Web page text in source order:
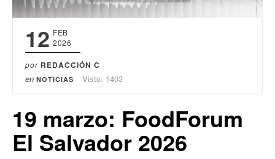
12 FEB
2026
por REDACCIÓN C
en NOTICIAS Visto: 1403
19 marzo: FoodForum
El Salvador 2026